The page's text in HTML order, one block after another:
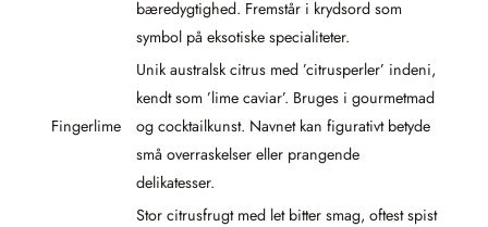
bæredygtighed. Fremstår i krydsord som
symbol på eksotiske specialiteter.
Fingerlime
Unik australsk citrus med ’citrusperler’ indeni,
kendt som ’lime caviar’. Bruges i gourmetmad
og cocktailkunst. Navnet kan figurativt betyde
små overraskelser eller prangende
delikatesser.
Stor citrusfrugt med let bitter smag, oftest spist